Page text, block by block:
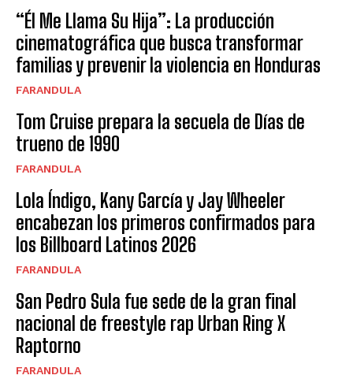
“Él Me Llama Su Hija”: La producción
cinematográfica que busca transformar
familias y prevenir la violencia en Honduras
FARANDULA
Tom Cruise prepara la secuela de Días de
trueno de 1990
FARANDULA
Lola Índigo, Kany García y Jay Wheeler
encabezan los primeros confirmados para
los Billboard Latinos 2026
FARANDULA
San Pedro Sula fue sede de la gran final
nacional de freestyle rap Urban Ring X
Raptorno
FARANDULA